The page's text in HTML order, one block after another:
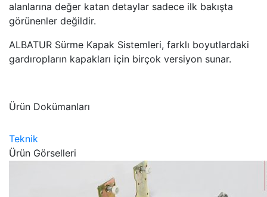
alanlarına değer katan detaylar sadece ilk bakışta
görünenler değildir.
ALBATUR Sürme Kapak Sistemleri, farklı boyutlardaki
gardıropların kapakları için birçok versiyon sunar.
Ürün Dokümanları
Teknik
Ürün Görselleri